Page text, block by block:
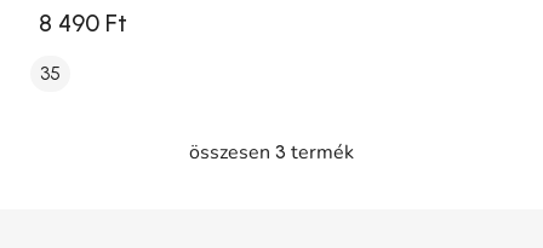
8 490 Ft
35
Listairányítás elemei
összesen 3 termék